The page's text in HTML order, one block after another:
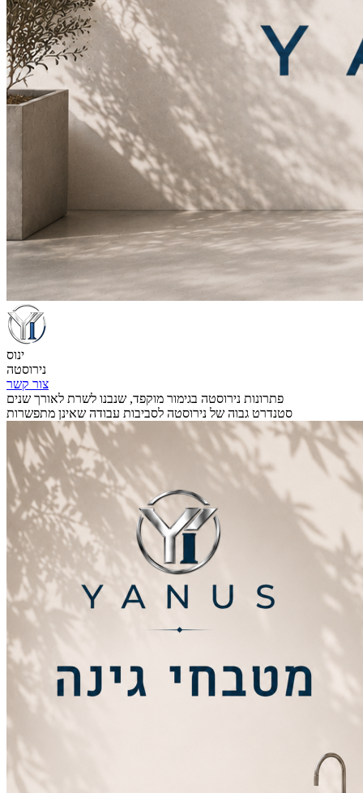
ינוס
נירוסטה
צור קשר
פתרונות נירוסטה בגימור מוקפד, שנבנו לשרת לאורך שנים
סטנדרט גבוה של נירוסטה לסביבות עבודה שאינן מתפשרות